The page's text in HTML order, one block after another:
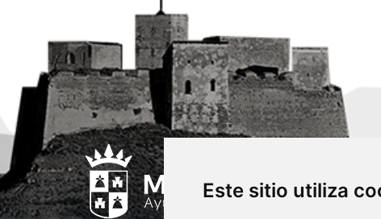
Este sitio utiliza